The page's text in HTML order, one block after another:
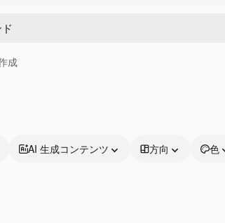
成
AI 生成コンテンツ 方向 色